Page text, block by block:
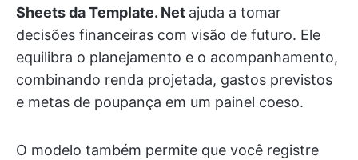
Sheets da Template. Net ajuda a tomar
decisões financeiras com visão de futuro. Ele
equilibra o planejamento e o acompanhamento,
combinando renda projetada, gastos previstos
e metas de poupança em um painel coeso.
O modelo também permite que você registre